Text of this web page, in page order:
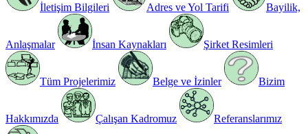
İletişim Bilgileri Adres ve Yol Tarifi Bayilik,
Anlaşmalar İnsan Kaynakları Şirket Resimleri
Tüm Projelerimiz Belge ve İzinler Bizim
Hakkımızda Çalışan Kadromuz Referanslarımız